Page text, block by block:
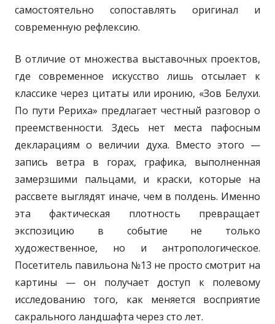
самостоятельно сопоставлять оригинал и
современную рефлексию.
В отличие от множества выставочных проектов,
где современное искусство лишь отсылает к
классике через цитаты или иронию, «Зов Белухи.
По пути Рериха» предлагает честный разговор о
преемственности. Здесь нет места пафосным
декларациям о величии духа. Вместо этого —
запись ветра в горах, графика, выполненная
замерзшими пальцами, и краски, которые на
рассвете выглядят иначе, чем в полдень. Именно
эта фактическая плотность превращает
экспозицию в событие не только
художественное, но и антропологическое.
Посетитель павильона №13 не просто смотрит на
картины — он получает доступ к полевому
исследованию того, как меняется восприятие
сакрального ландшафта через сто лет.